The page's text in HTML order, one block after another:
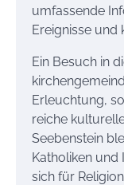
umfassende
Ereignisse und
Ein Besuch in
Erleuchtung,
reiche
Seebenstein
Katholiken und
sich für